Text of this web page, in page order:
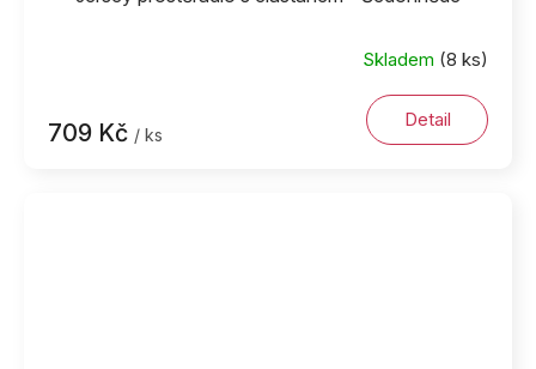
Skladem (8 ks)
709 Kč / ks
Detail